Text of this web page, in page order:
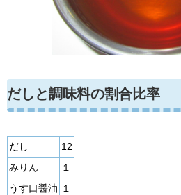
だしと調味料の割合比率
だし
12
みりん
１
うす口醤油 １